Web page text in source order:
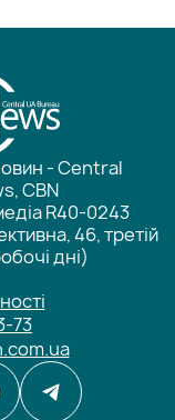
- Central
CBN
R40-0243
46, третій
дні)
73